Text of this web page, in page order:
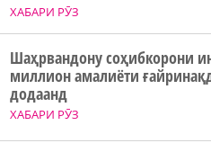
ХАБАРИ РӮЗ
ХАБАРИ РӮЗ
Шаҳрвандону соҳибкорони
миллион амалиёти
додаанд